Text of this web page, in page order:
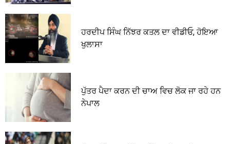
ਹਰਦੀਪ ਸਿੰਘ ਨਿੱਝਰ ਕਤਲ ਦਾ ਵੀਡੀਓ, ਹੋਇਆ
ਖੁਲਾਸਾ
ਪੁੱਤਰ ਪੈਦਾ ਕਰਨ ਦੀ ਚਾਅ ਵਿਚ ਲੋਕ ਜਾ ਰਹੇ ਹਨ
ਨੇਪਾਲ